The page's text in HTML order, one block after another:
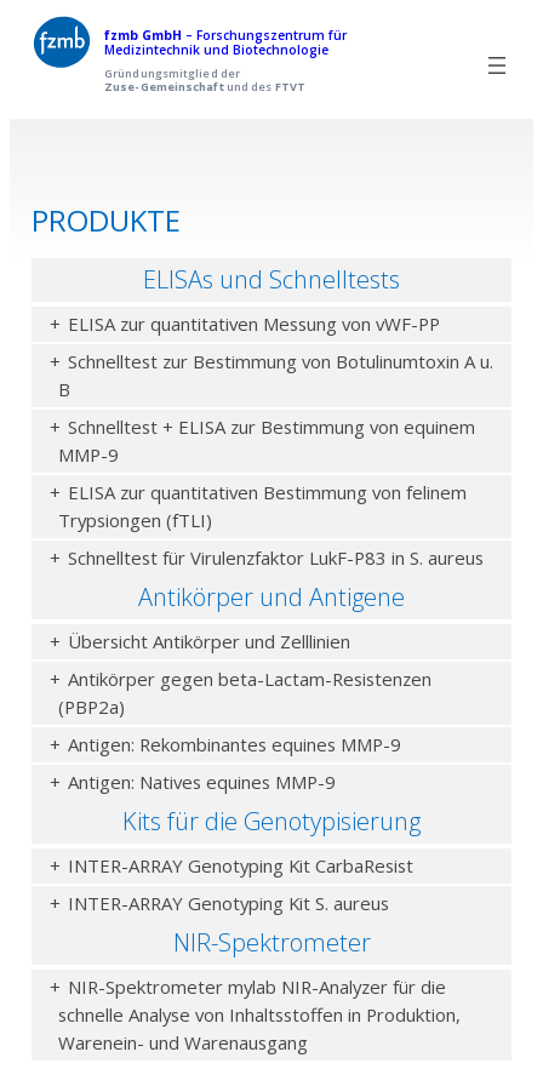
Zum
Inhalt
fzmb GmbH – Forschungszentrum für
Medizintechnik und Biotechnologie
Gründungsmitglied der
Zuse-Gemeinschaftund des FTVT
PRODUKTE
ELISAs und Schnelltests
ELISA zur quantitativen Messung von vWF-PP
Schnelltest zur Bestimmung von Botulinumtoxin A u.
B
Schnelltest + ELISA zur Bestimmung von equinem
MMP-9
ELISA zur quantitativen Bestimmung von felinem
Trypsiongen (fTLI)
Schnelltest für Virulenzfaktor LukF-P83 in S. aureus
Antikörper und Antigene
Übersicht Antikörper und Zelllinien
Antikörper gegen beta-Lactam-Resistenzen
(PBP2a)
Antigen: Rekombinantes equines MMP-9
Antigen: Natives equines MMP-9
Kits für die Genotypisierung
INTER-ARRAY Genotyping Kit CarbaResist
INTER-ARRAY Genotyping Kit S. aureus
NIR-Spektrometer
NIR-Spektrometer mylab NIR-Analyzer für die
schnelle Analyse von Inhaltsstoffen in Produktion,
Warenein- und Warenausgang